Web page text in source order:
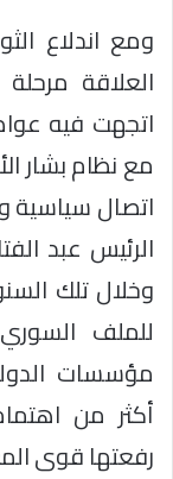
العلاقة
اتجهت فيه
مع نظام بشار
اتصال
وخلال تلك
للملف
مؤسسات
أكثر من
رفعتها قوى